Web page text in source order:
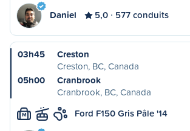
Daniel 5,0 577 conduits
03h45
Creston
Creston, BC, Canada
05h00
Cranbrook
Cranbrook, BC, Canada
M Ford F150 Gris Pâle '14